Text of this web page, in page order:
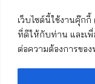
เว็บไซต์นี้ใช้งานคุ๊ก
ที่ดีให้กับท่าน และเ
ต่อความต้องการขอ
อ.แ
จ.เ
ปาฏิหาริย์พระเครื่อง
พระพุทธรูปศักดิ์สิทธิ์